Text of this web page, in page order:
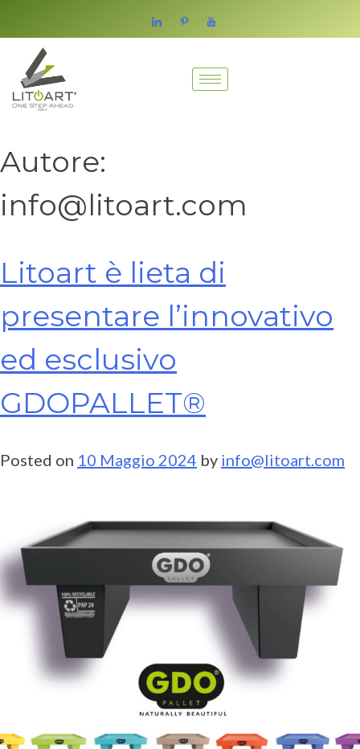
Autore:
info@litoart.com
Litoart è lieta di
presentare l’innovativo
ed esclusivo
GDOPALLET®
Posted on 10 Maggio 2024 by info@litoart.com